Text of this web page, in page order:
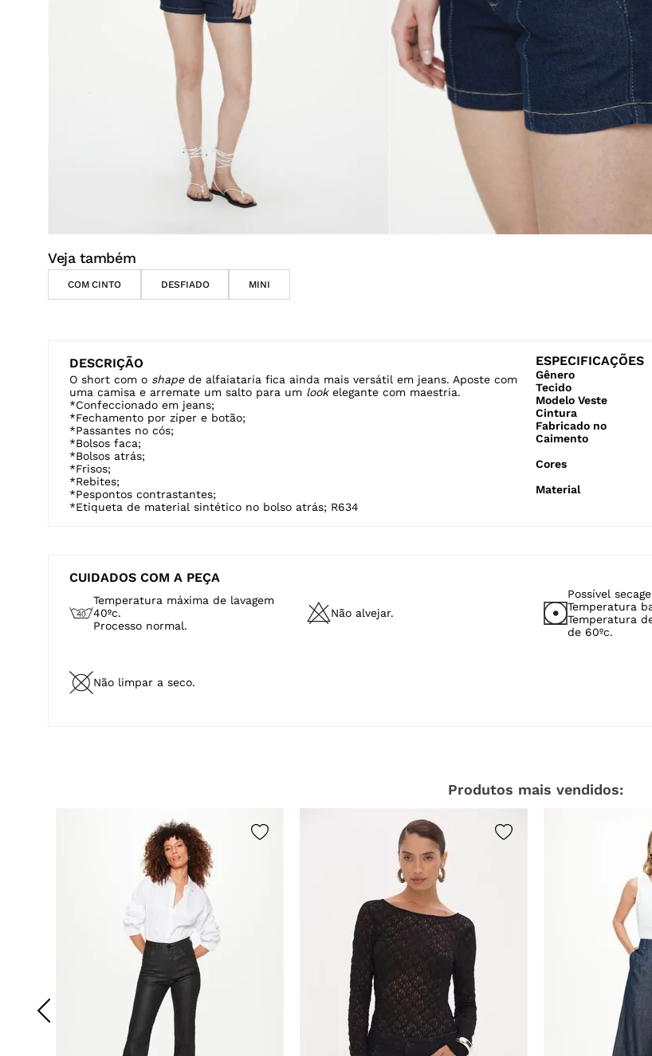
Veja também
COM CINTO DESFIADO MINI
DESCRIÇÃO
O short com o shapede alfaiataria fica ainda mais versátil em jeans. Aposte com
uma camisa e arremate um salto para um lookelegante com maestria.
*Confeccionado em jeans;
*Fechamento por zíper e botão;
*Passantes no cós;
*Bolsos faca;
*Bolsos atrás;
*Frisos;
*Rebites;
*Pespontos contrastantes;
*Etiqueta de material sintético no bolso atrás; R634
ESPECIFICAÇÕES
Gênero
Tecido
Modelo Veste
Cintura
Fabricado no
Caimento
Cores
Material
CUIDADOS COM A PEÇA
Temperatura máxima de lavagem
40ºc.
Processo normal.
Não alvejar.
Possível
Temperatura
Temperatura
de 60ºc.
Não limpar a seco.
Produtos mais vendidos: